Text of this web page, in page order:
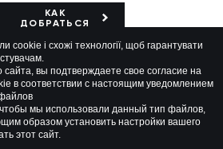
КАК
ДОБРАТЬСЯ
Карта ТРЦ
2026 Все права защищены
cookie і схожі технології, щоб гарантувати
сайта, вы подтверждаете свое согласие на
в соответствии с настоящим уведомлением
мы использовали данный тип файлов,
образом установить настройки вашего
этот сайт.